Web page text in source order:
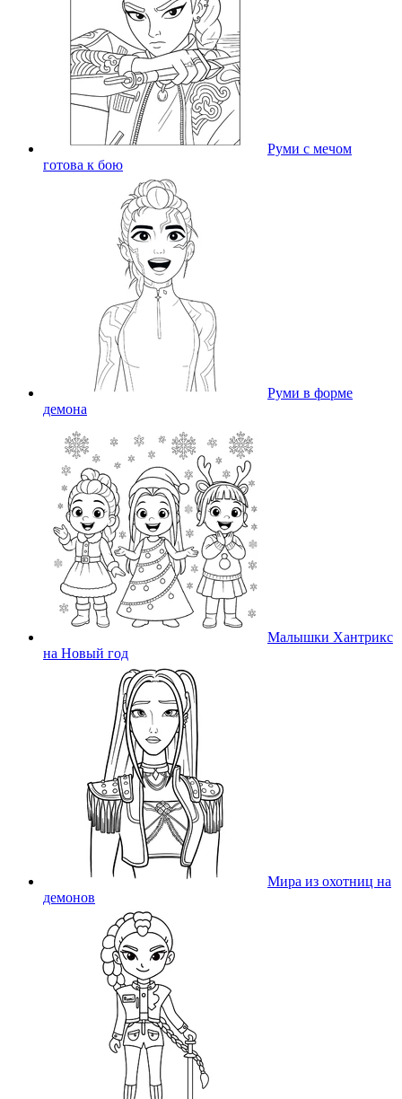
Руми с мечом
готова к бою
Руми в форме
демона
Малышки Хантрикс
на Новый год
Мира из охотниц на
демонов